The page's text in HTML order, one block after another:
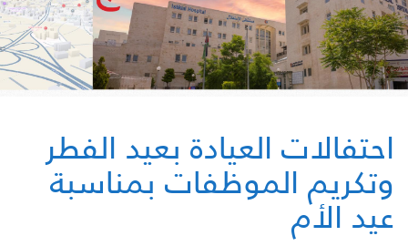
احتفالات العيادة بعيد الفطر
وتكريم الموظفات بمناسبة
عيد الأم